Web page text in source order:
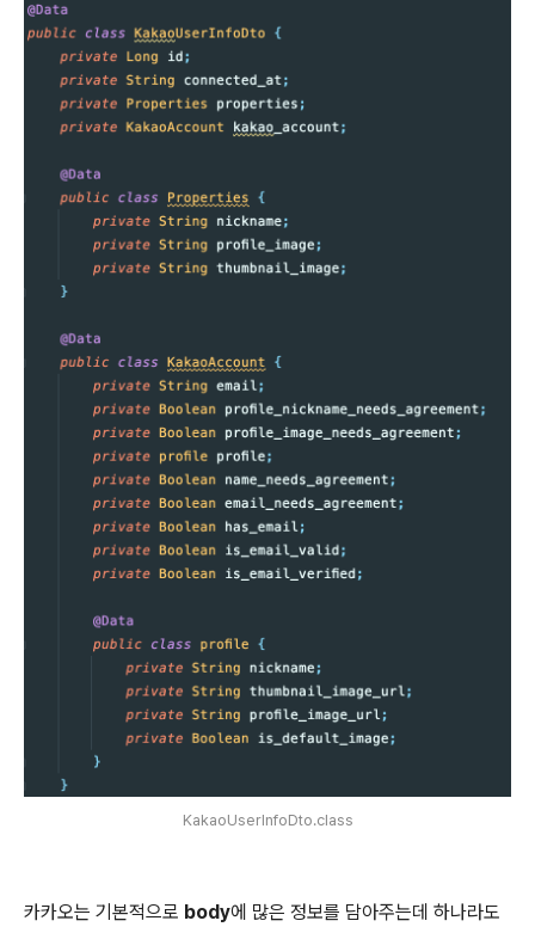
KakaoUserInfoDto.class
카카오는 기본적으로 body에 많은 정보를 담아주는데 하나라도